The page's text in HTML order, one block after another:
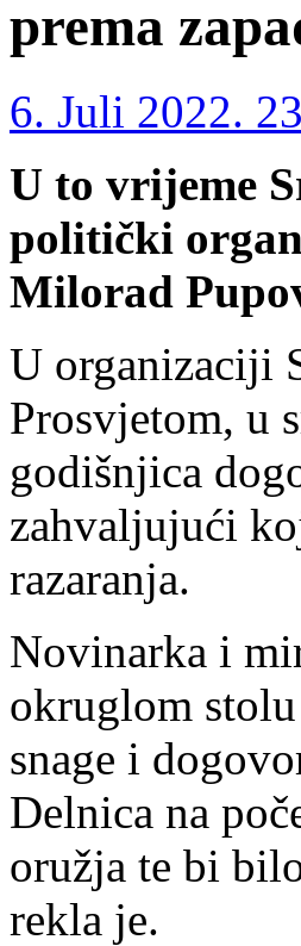
prema
6. Juli 2022.
U to vrijeme
politički
Milorad
U organizaciji
Prosvjetom, u
godišnjica
zahvaljujući
razaranja.
Novinarka i
okruglom
snage i
Delnica na
oružja te bi
rekla je.